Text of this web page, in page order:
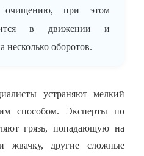
очищению, при этом
в движении и
несколько оборотов.
устраняют мелкий
способом. Эксперты по
грязь, попадающую на
другие сложные